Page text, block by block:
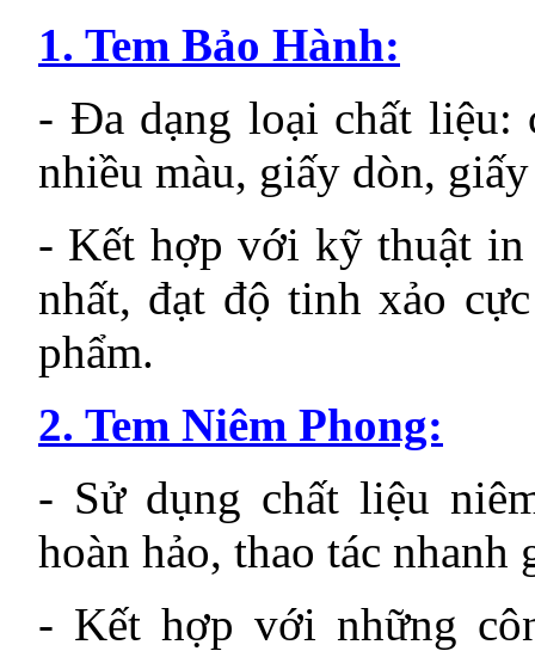
1. Tem Bảo Hành:
- Đa dạng loại chất liệu:
nhiều màu, giấy dòn,
- Kết hợp với kỹ thuật in
nhất, đạt độ tinh xảo
phẩm.
2. Tem Niêm Phong:
- Sử dụng chất liệu
hoàn hảo, thao tác nhanh
- Kết hợp với những